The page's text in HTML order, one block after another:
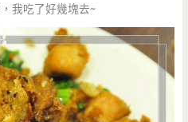
我吃了好幾塊去~